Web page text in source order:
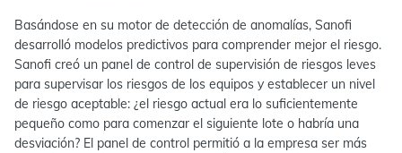
Basándose en su motor de detección de anomalías, Sanofi
desarrolló modelos predictivos para comprender mejor el riesgo.
Sanofi creó un panel de control de supervisión de riesgos leves
para supervisar los riesgos de los equipos y establecer un nivel
de riesgo aceptable: ¿el riesgo actual era lo suficientemente
pequeño como para comenzar el siguiente lote o habría una
desviación? El panel de control permitió a la empresa ser más